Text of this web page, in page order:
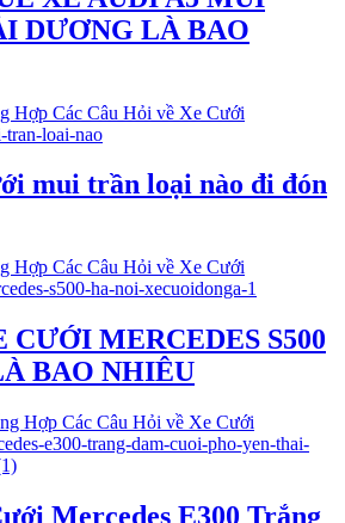
DƯƠNG LÀ BAO
Hợp Các Câu Hỏi về Xe Cưới
mui trần loại nào đi đón
Hợp Các Câu Hỏi về Xe Cưới
MERCEDES S500
BAO NHIÊU
Hợp Các Câu Hỏi về Xe Cưới
Mercedes E300 Trắng